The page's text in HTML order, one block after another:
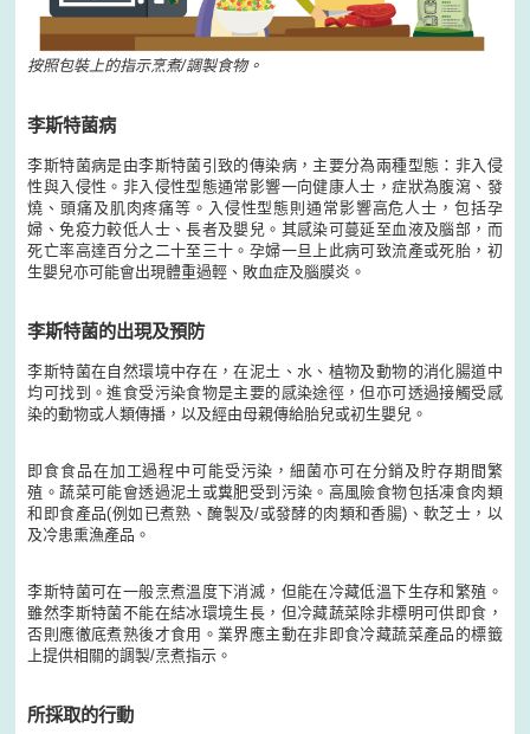
按照包裝上的指示烹煮/調製食物。
李斯特菌病
李斯特菌病是由李斯特菌引致的傳染病，主要分為兩種型態：非入侵
性與入侵性。非入侵性型態通常影響一向健康人士，症狀為腹瀉、發
燒、頭痛及肌肉疼痛等。入侵性型態則通常影響高危人士，包括孕
婦、免疫力較低人士、長者及嬰兒。其感染可蔓延至血液及腦部，而
死亡率高達百分之二十至三十。孕婦一旦上此病可致流產或死胎，初
生嬰兒亦可能會出現體重過輕、敗血症及腦膜炎。
李斯特菌的出現及預防
李斯特菌在自然環境中存在，在泥土、水、植物及動物的消化腸道中
均可找到。進食受污染食物是主要的感染途徑，但亦可透過接觸受感
染的動物或人類傳播，以及經由母親傳給胎兒或初生嬰兒。
即食食品在加工過程中可能受污染，細菌亦可在分銷及貯存期間繁
殖。蔬菜可能會透過泥土或糞肥受到污染。高風險食物包括凍食肉類
和即食產品(例如已煮熟、醃製及/或發酵的肉類和香腸)、軟芝士，以
及冷患熏漁產品。
李斯特菌可在一般烹煮溫度下消滅，但能在冷藏低溫下生存和繁殖。
雖然李斯特菌不能在結冰環境生長，但冷藏蔬菜除非標明可供即食，
否則應徹底煮熟後才食用。業界應主動在非即食冷藏蔬菜產品的標籤
上提供相關的調製/烹煮指示。
所採取的行動